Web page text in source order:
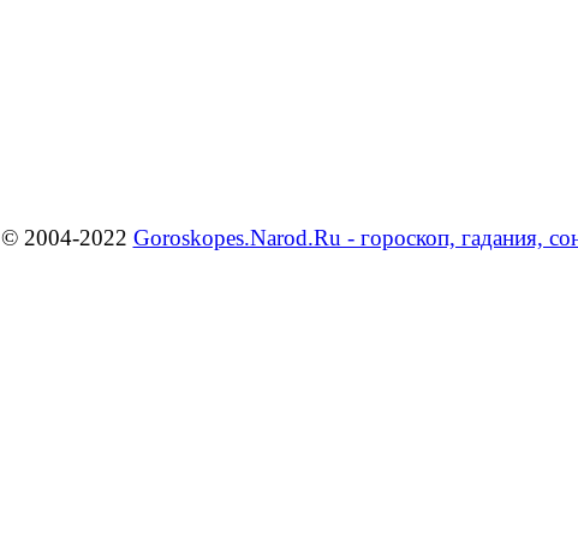
© 2004-2022 Goroskopes.Narod.Ru - гороскоп, гадания,